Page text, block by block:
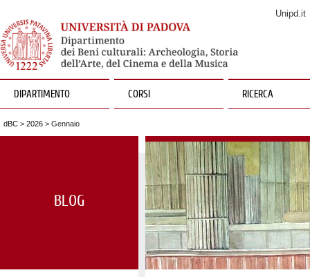
Unipd.it
DIPARTIMENTO CORSI RICERCA
dBC > 2026 > Gennaio
BLOG